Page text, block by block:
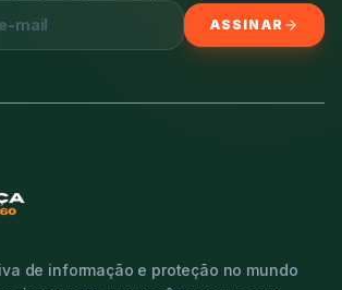
ASSINAR
de informação e proteção no mundo